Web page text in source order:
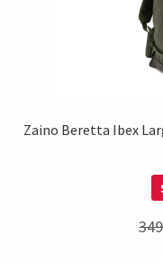
Zaino Beretta Ibex